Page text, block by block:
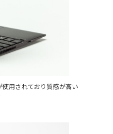
使用されており質感が高い